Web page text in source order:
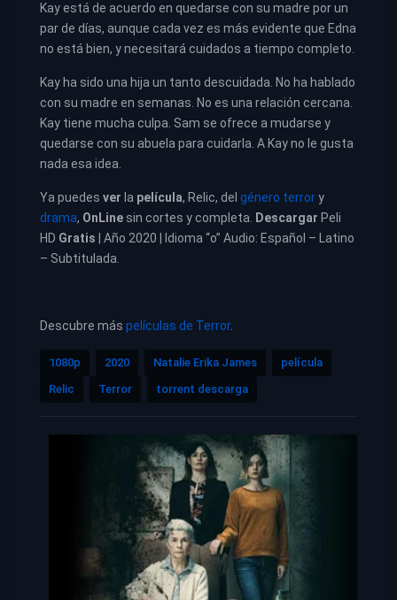
Kay está de acuerdo en quedarse con su madre por un
par de días, aunque cada vez es más evidente que Edna
no está bien, y necesitará cuidados a tiempo completo.
Kay ha sido una hija un tanto descuidada. No ha hablado
con su madre en semanas. No es una relación cercana.
Kay tiene mucha culpa. Sam se ofrece a mudarse y
quedarse con su abuela para cuidarla. A Kay no le gusta
nada esa idea.
Ya puedes ver la película, Relic, del género terrory
drama, OnLine sin cortes y completa. Descargar Peli
HD Gratis | Año 2020 | Idioma “o” Audio: Español – Latino
– Subtitulada.
Descubre más películas de Terror.
1080p 2020 Natalie Erika James
película
Relic
Terror torrent descarga